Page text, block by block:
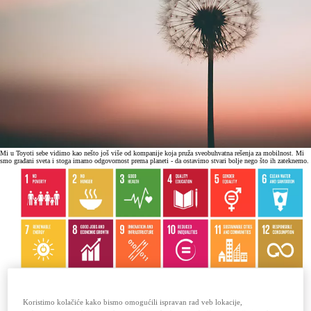
Mi u Toyoti sebe vidimo kao nešto još više od kompanije koja pruža sveobuhvatna rešenja za mobilnost. Mi
smo građani sveta i stoga imamo odgovornost prema planeti - da ostavimo stvari bolje nego što ih zateknemo.
Koristimo kolačiće kako bismo omogućili ispravan rad veb lokacije,